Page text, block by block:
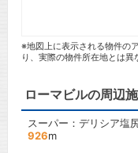
※地図上に表示される物件の
り、実際の物件所在地とは異
ローマビルの周辺
スーパー：デリシア塩
926m